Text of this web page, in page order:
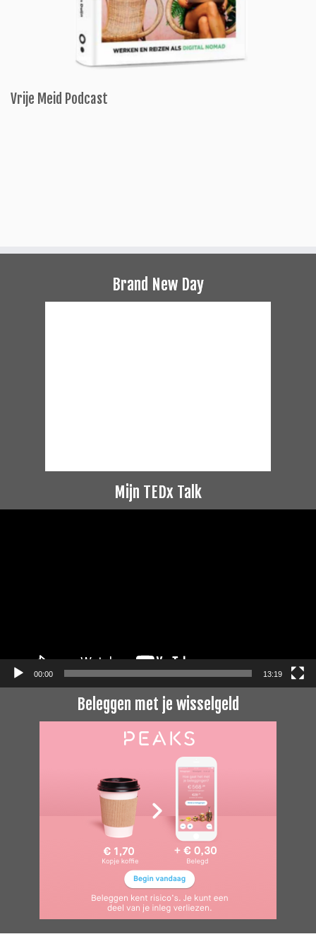
Vrije Meid Podcast
Brand New Day
Mijn TEDx Talk
00:00 13:19
Beleggen met je wisselgeld